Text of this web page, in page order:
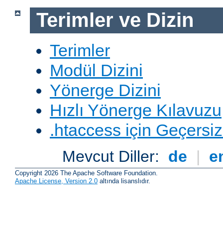
Terimler ve Dizin
Terimler
Modül Dizini
Yönerge Dizini
Hızlı Yönerge Kılavuzu
.htaccess için
Mevcut Diller: de |
Copyright 2026 The Apache Software Foundation.
Apache License, Version 2.0 altında lisanslıdır.